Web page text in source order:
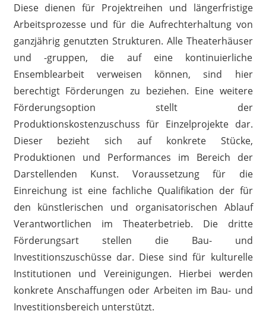
Diese dienen für Projektreihen und längerfristige
Arbeitsprozesse und für die Aufrechterhaltung von
ganzjährig genutzten Strukturen. Alle Theaterhäuser
und -gruppen, die auf eine kontinuierliche
Ensemblearbeit verweisen können, sind hier
berechtigt Förderungen zu beziehen. Eine weitere
Förderungsoption stellt der
Produktionskostenzuschuss für Einzelprojekte dar.
Dieser bezieht sich auf konkrete Stücke,
Produktionen und Performances im Bereich der
Darstellenden Kunst. Voraussetzung für die
Einreichung ist eine fachliche Qualifikation der für
den künstlerischen und organisatorischen Ablauf
Verantwortlichen im Theaterbetrieb. Die dritte
Förderungsart stellen die Bau- und
Investitionszuschüsse dar. Diese sind für kulturelle
Institutionen und Vereinigungen. Hierbei werden
konkrete Anschaffungen oder Arbeiten im Bau- und
Investitionsbereich unterstützt.